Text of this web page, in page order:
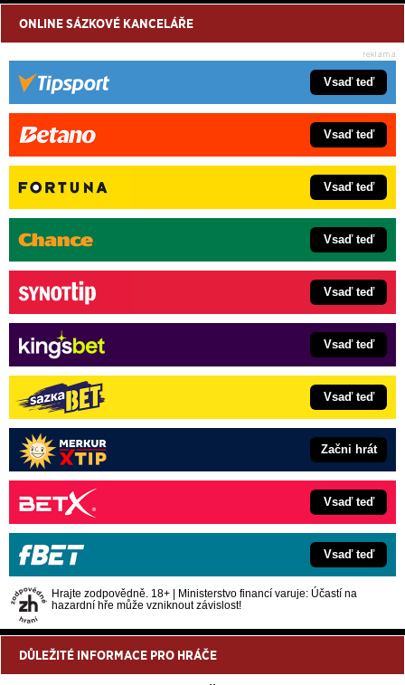
ONLINE SÁZKOVÉ KANCELÁŘE
Vsaď teď
Vsaď teď
Vsaď teď
Vsaď teď
Vsaď teď
Vsaď teď
Vsaď teď
Začni hrát
Vsaď teď
Vsaď teď
Hrajte zodpovědně. 18+ | Ministerstvo financí varuje: Účastí na
hazardní hře může vzniknout závislost!
DŮLEŽITÉ INFORMACE PRO HRÁČE